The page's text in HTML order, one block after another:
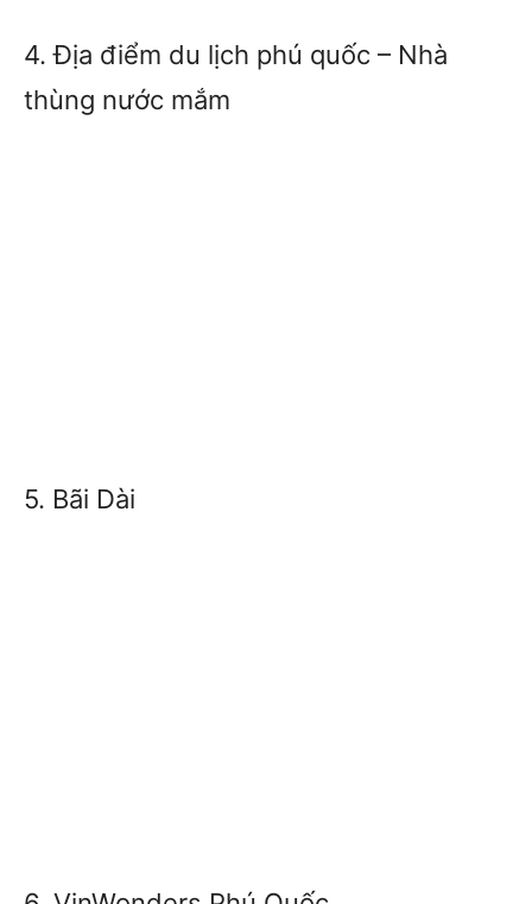
4. Địa điểm du lịch phú quốc – Nhà
thùng nước mắm
5. Bãi Dài